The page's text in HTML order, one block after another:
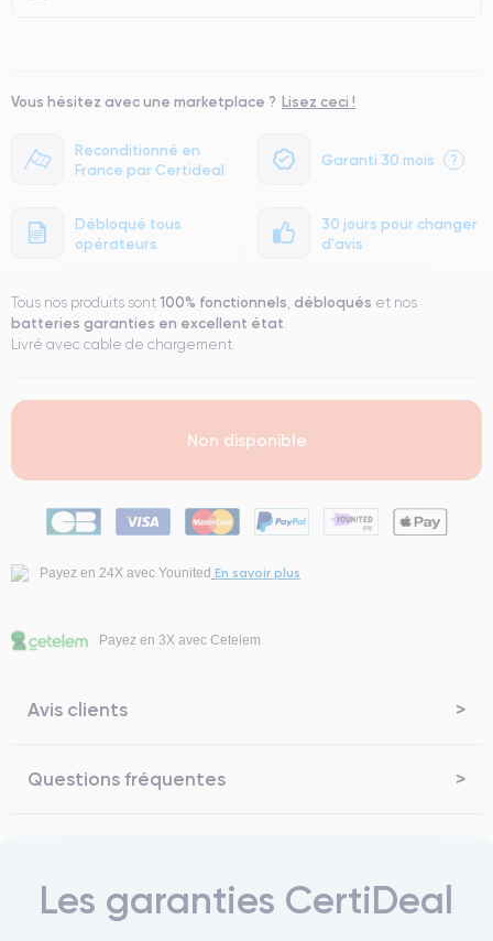
Reconditionné en
France par Certideal
Garanti 30 mois ?
Débloqué tous
opérateurs
30 jours pour changer
d'avis
Vous hésitez avec une marketplace ? Lisez ceci !
Tous nos produits sont 100% fonctionnels, débloqués et nos
batteries garanties en excellent état.
Livré avec cable de chargement.
Non disponible
Payez en 24X avec Younited En savoir plus
Payez en 3X avec Cetelem
Avis clients
Questions fréquentes
Les garanties CertiDeal